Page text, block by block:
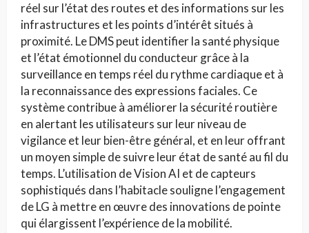
réel sur l’état des routes et des informations sur les
infrastructures et les points d’intérêt situés à
proximité. Le DMS peut identifier la santé physique
et l’état émotionnel du conducteur grâce à la
surveillance en temps réel du rythme cardiaque et à
la reconnaissance des expressions faciales. Ce
système contribue à améliorer la sécurité routière
en alertant les utilisateurs sur leur niveau de
vigilance et leur bien-être général, et en leur offrant
un moyen simple de suivre leur état de santé au fil du
temps. L’utilisation de Vision AI et de capteurs
sophistiqués dans l’habitacle souligne l’engagement
de LG à mettre en œuvre des innovations de pointe
qui élargissent l’expérience de la mobilité.